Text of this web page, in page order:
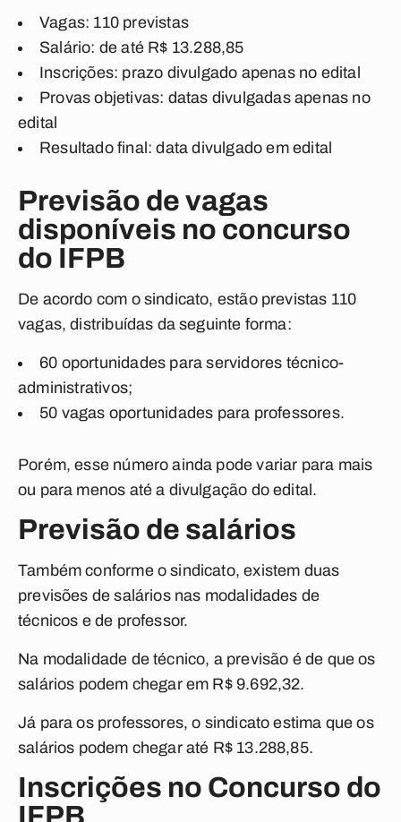
Vagas: 110 previstas
Salário: de até R$ 13.288,85
Inscrições: prazo divulgado apenas no edital
Provas objetivas: datas divulgadas apenas no
edital
Resultado final: data divulgado em edital
Previsão de vagas
disponíveis no concurso
do IFPB
De acordo com o sindicato, estão previstas 110
vagas, distribuídas da seguinte forma:
60 oportunidades para servidores técnico-
administrativos;
50 vagas oportunidades para professores.
Porém, esse número ainda pode variar para mais
ou para menos até a divulgação do edital.
Previsão de salários
Também conforme o sindicato, existem duas
previsões de salários nas modalidades de
técnicos e de professor.
Na modalidade de técnico, a previsão é de que os
salários podem chegar em R$ 9.692,32.
Já para os professores, o sindicato estima que os
salários podem chegar até R$ 13.288,85.
Inscrições no Concurso do